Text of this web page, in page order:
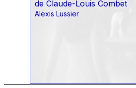
de Claude-Louis Combet
Alexis Lussier